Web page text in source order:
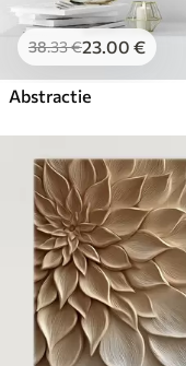
38.33€23.00 €
Abstractie